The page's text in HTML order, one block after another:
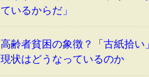
ているからだ」
高齢者貧困の象徴？「古紙拾い
現状はどうなっているのか